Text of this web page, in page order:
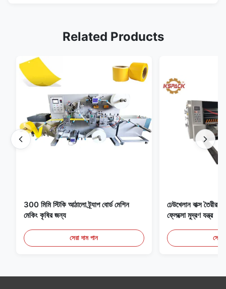
Related Products
300 মিমি স্টিকি আঠালো ট্র্যাপ বোর্ড মেশিন
মেকিং কৃষির জন্য
সেরা দাম পান
ঢেউখেলান বাক্স তৈরীর
ফ্লেক্সো মুদ্রণ যন্ত্র
সেরা